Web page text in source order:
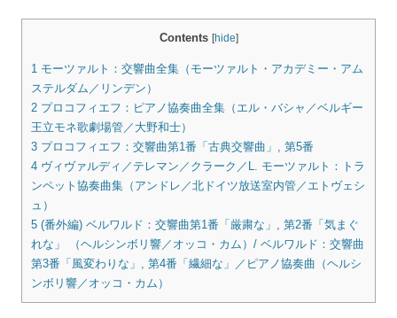
Contents [hide]
1 モーツァルト：交響曲全集（モーツァルト・アカデミー・アム
ステルダム／リンデン）
2 プロコフィエフ：ピアノ協奏曲全集（エル・バシャ／ベルギー
王立モネ歌劇場管／大野和士）
3 プロコフィエフ：交響曲第1番「古典交響曲」, 第5番
4 ヴィヴァルディ／テレマン／クラーク／L. モーツァルト：トラ
ンペット協奏曲集（アンドレ／北ドイツ放送室内管／エトヴェシ
ュ）
5 (番外編) ベルワルド：交響曲第1番「厳粛な」, 第2番「気まぐ
れな」 （ヘルシンボリ響／オッコ・カム）/ ベルワルド：交響曲
第3番「風変わりな」, 第4番「繊細な」／ピアノ協奏曲（ヘルシ
ンボリ響／オッコ・カム）